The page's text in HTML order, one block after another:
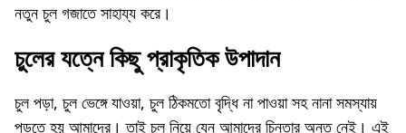
নতুন চুল গজাতে সাহায্য করে।
চুলের যত্নে কিছু প্রাকৃতিক উপাদান
চুল পড়া, চুল ভেঙ্গে যাওয়া, চুল ঠিকমতো বৃদ্ধি না পাওয়া সহ নানা সমস্যায়
পড়তে হয় আমাদের। তাই চুল নিয়ে যেন আমাদের চিন্তার অন্ত নেই। এই